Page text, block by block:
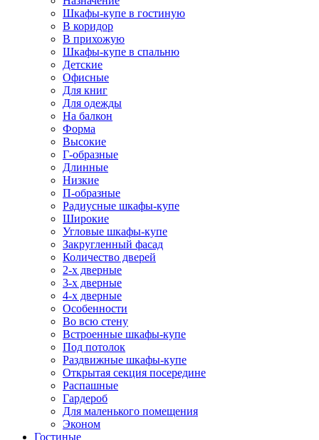
Шкафы-купе в гостиную
В коридор
В прихожую
Шкафы-купе в спальню
Детские
Офисные
Для книг
Для одежды
На балкон
Форма
Высокие
Г-образные
Длинные
Низкие
П-образные
Радиусные шкафы-купе
Широкие
Угловые шкафы-купе
Закругленный фасад
Количество дверей
2-х дверные
3-х дверные
4-х дверные
Особенности
Во всю стену
Встроенные шкафы-купе
Под потолок
Раздвижные шкафы-купе
Открытая секция посередине
Распашные
Гардероб
Для маленького помещения
Эконом
Гостиные